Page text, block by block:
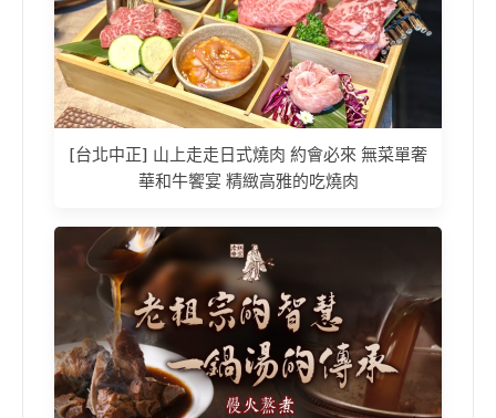
[台北中正] 山上走走日式燒肉 約會必來 無菜單奢
華和牛饗宴 精緻高雅的吃燒肉